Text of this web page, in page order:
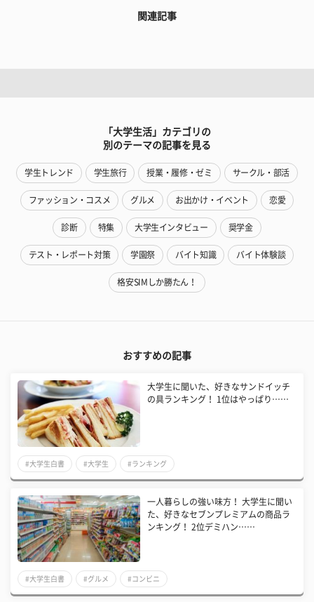
関連記事
「大学生活」カテゴリの
別のテーマの記事を見る
学生トレンド 学生旅行 授業・履修・ゼミ サークル・部活
ファッション・コスメ グルメ お出かけ・イベント 恋愛
診断 特集 大学生インタビュー 奨学金
テスト・レポート対策 学園祭 バイト知識 バイト体験談
格安SIMしか勝たん！
おすすめの記事
大学生に聞いた、好きなサンドイッチ
の具ランキング！ 1位はやっぱり……
#大学生白書 #大学生 #ランキング
一人暮らしの強い味方！ 大学生に聞い
た、好きなセブンプレミアムの商品ラ
ンキング！ 2位デミハン……
#大学生白書 #グルメ #コンビニ